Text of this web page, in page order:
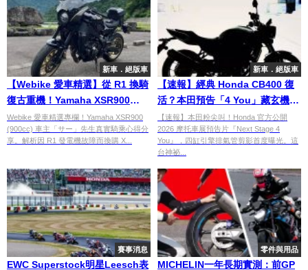
新車．絕版車
【Webike 愛車精選】從 R1 換騎
復古重機！Yamaha XSR900
(900cc) 車主「サー」先生真實心
得與改裝藍圖
Webike 愛車精選專欄！Yamaha XSR900
(900cc) 車主「サー」先生真實騎乘心得分
享。解析因 R1 發電機故障而換購 X...
新車．絕版車
【速報】經典 Honda CB400 復
活？本田預告「4 You」藏玄機，
這 4 根排氣管說明了一切！
【速報】本田粉尖叫！Honda 官方公開
2026 摩托車展預告片『Next Stage 4
You』，四缸引擎排氣管剪影首度曝光。這
台神祕...
賽事消息
EWC Superstock明星Leesch表
零件與用品
MICHELIN一年長期實測：前GP